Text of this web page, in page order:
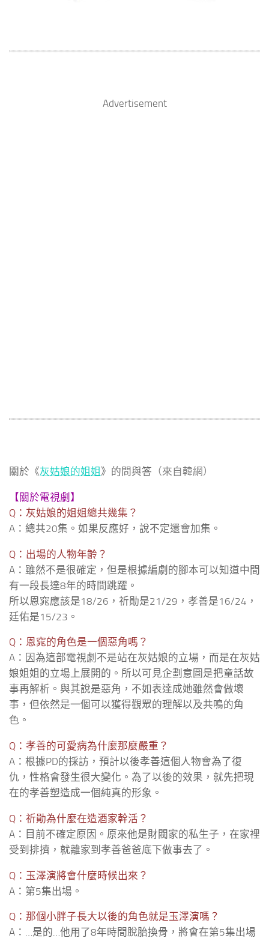
Advertisement
關於《灰姑娘的姐姐 》的問與答 （來自韓網）
【關於電視劇】
Q：灰姑娘的姐姐總共幾集？
A：總共20集。如果反應好，說不定還會加集。
Q：出場的人物年齡？
A：雖然不是很確定，但是根據編劇的腳本可以知道中間
有一段長達8年的時間跳躍。
所以恩窕應該是18/26，祈勛是21/29，孝善是16/24，
廷佑是15/23。
Q：恩窕的角色是一個惡角嗎？
A：因為這部電視劇不是站在灰姑娘的立場，而是在灰姑
娘姐姐的立場上展開的。所以可見企劃意圖是把童話故
事再解析。與其說是惡角，不如表達成她雖然會做壞
事，但依然是一個可以獲得觀眾的理解以及共鳴的角
色。
Q：孝善的可愛病為什麼那麼嚴重？
A：根據PD的採訪，預計以後孝善這個人物會為了復
仇，性格會發生很大變化。為了以後的效果，就先把現
在的孝善塑造成一個純真的形象。
Q：祈勛為什麼在造酒家幹活？
A：目前不確定原因。原來他是財閥家的私生子，在家裡
受到排擠，就離家到孝善爸爸底下做事去了。
Q：玉澤演將會什麼時候出來？
A：第5集出場。
Q：那個小胖子長大以後的角色就是玉澤演嗎？
A：…是的…他用了8年時間脫胎換骨，將會在第5集出場